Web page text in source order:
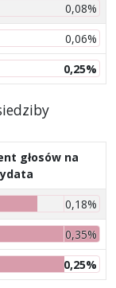
0,08%
0,06%
0,25%
głosów na
0,18%
0,35%
0,25%